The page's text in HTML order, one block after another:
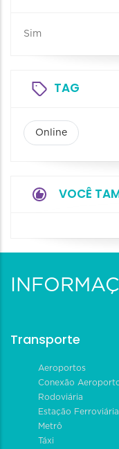
Sim
TAG
Online
VOCÊ
Transporte
Aeroportos
Conexão
Rodoviária
Estação Ferroviária
Metrô
Táxi